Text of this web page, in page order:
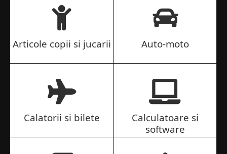
Articole copii si jucarii Auto-moto
Calatorii si bilete
Calculatoare si
software